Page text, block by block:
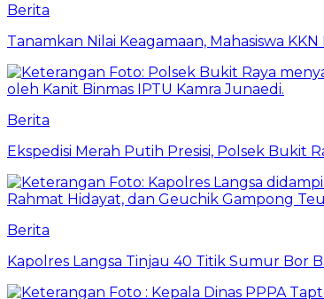
Berita
Tanamkan Nilai Keagamaan, Mahasiswa
Berita
Ekspedisi Merah Putih Presisi, Polsek Bukit
Berita
Kapolres Langsa Tinjau 40 Titik Sumur Bor